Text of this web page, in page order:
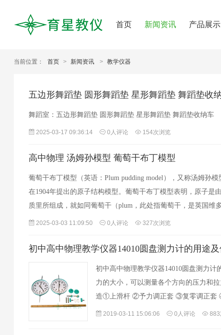
首页 新闻资讯 产品展示
当前位置： 首页 > 新闻资讯 > 教学仪器
五边形舞蹈垫 圆形舞蹈垫 星形舞蹈垫 舞蹈垫收
舞蹈室：五边形舞蹈垫 圆形舞蹈垫 星形舞蹈垫 舞蹈垫收纳车
2025-03-17 09:36:14 0人评论 154次浏览
高中物理 汤姆孙模型 葡萄干布丁模型
葡萄干布丁模型（英语：Plum pudding model），又称汤姆孙
在1904年提出的原子结构模型。葡萄干布丁模型表明，原子是
质里所组成，就如同葡萄干（plum，此处指葡萄干，是英国维
布…2025-03-03 11:09:50 0人评论 327次浏览
初中高中物理教学仪器14010圆盘测力计的用途
初中高中物理教学仪器14010圆盘测力计
力的大小，可以测量各个方向的压力和
造①上滑杆 ②予力调正套 ③复零调正
⑦下滑杆 ⑧后盖 ⑨联销轴 ⑩圆盘 ⑪垫
2019-03-11 15:06:06 0人评论 883